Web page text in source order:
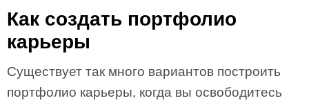
Как создать портфолио
карьеры
Существует так много вариантов построить
портфолио карьеры, когда вы освободитесь